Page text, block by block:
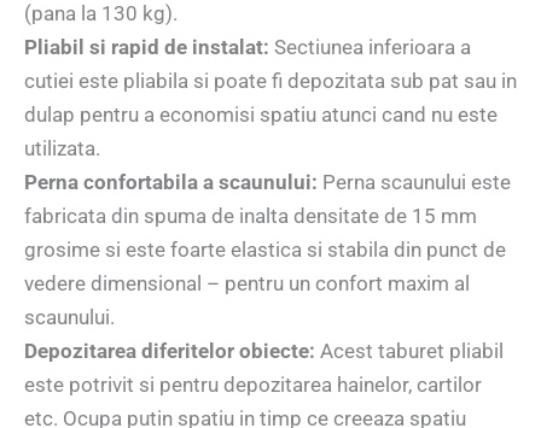
(pana la 130 kg).
Pliabil si rapid de instalat: Sectiunea inferioara a
cutiei este pliabila si poate fi depozitata sub pat sau in
dulap pentru a economisi spatiu atunci cand nu este
utilizata.
Perna confortabila a scaunului: Perna scaunului este
fabricata din spuma de inalta densitate de 15 mm
grosime si este foarte elastica si stabila din punct de
vedere dimensional – pentru un confort maxim al
scaunului.
Depozitarea diferitelor obiecte: Acest taburet pliabil
este potrivit si pentru depozitarea hainelor, cartilor
etc. Ocupa putin spatiu in timp ce creeaza spatiu